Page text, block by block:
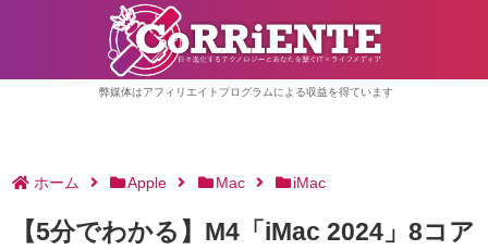
弊媒体はアフィリエイトプログラムによる収益を得ています
ホーム Apple Mac iMac
【5分でわかる】M4「iMac 2024」8コア